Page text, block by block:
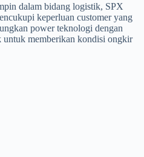
dalam bidang logistik, SPX
keperluan customer yang
power teknologi dengan
memberikan kondisi ongkir